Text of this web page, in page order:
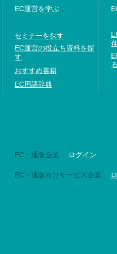
EC運営を学ぶ
セミナーを探す
EC運営の役立ち資料を探
す
おすすめ書籍
EC用語辞典
る
EC・通販企業 ログイン
EC・通販向けサービス企業